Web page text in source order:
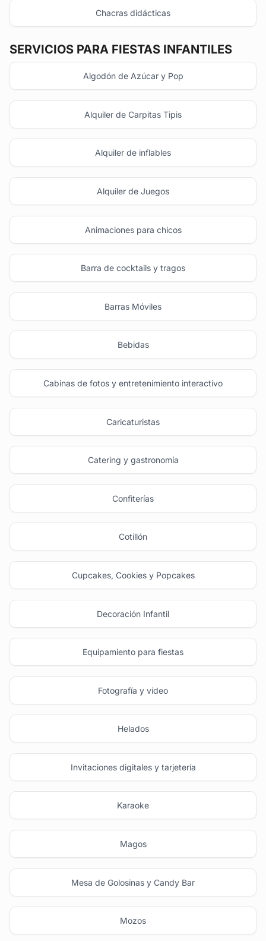
Chacras didácticas
SERVICIOS PARA FIESTAS INFANTILES
Algodón de Azúcar y Pop
Alquiler de Carpitas Tipis
Alquiler de inflables
Alquiler de Juegos
Animaciones para chicos
Barra de cocktails y tragos
Barras Móviles
Bebidas
Cabinas de fotos y entretenimiento interactivo
Caricaturistas
Catering y gastronomía
Confiterías
Cotillón
Cupcakes, Cookies y Popcakes
Decoración Infantil
Equipamiento para fiestas
Fotografía y video
Helados
Invitaciones digitales y tarjetería
Karaoke
Magos
Mesa de Golosinas y Candy Bar
Mozos